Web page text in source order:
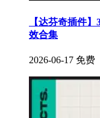
【达芬奇插件
效合集
2026-06-17 免费